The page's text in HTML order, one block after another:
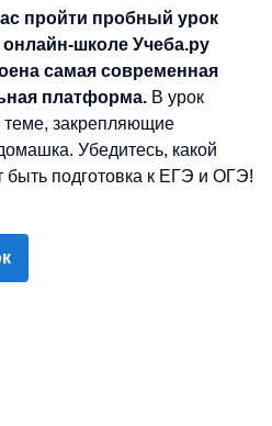
пройти пробный урок
школе Учеба.ру
самая современная
платформа. В урок
теме, закрепляющие
Убедитесь, какой
быть подготовка к ЕГЭ и ОГЭ!